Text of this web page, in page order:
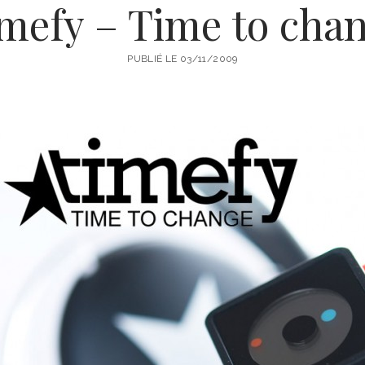
– Time to
PUBLIÉ LE 03/11/2009